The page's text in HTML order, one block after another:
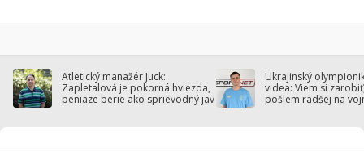
Atletický manažér Juck:
Zapletalová je pokorná hviezda,
peniaze berie ako sprievodný jav
Ukrajinský
videa: Viem si
pošlem radšej na